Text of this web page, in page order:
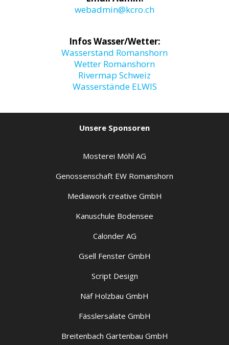
webadmin@kcro.ch
Infos Wasser/Wetter:
Wasserstand Romanshorn
Wetter Romanshorn
Rivermap Schweiz
Wasserstände ELWIS
Unsere Sponsoren
Mosterei Möhl AG
Genossenschaft EW Romanshorn
Mediawork creative GmbH
Kanuschule Bodensee
Calonder AG
Gsell Fenster GmbH
Script Design
Näf Holzbau GmbH
Fässlersalate GmbH
Breitenbach Gartenbau GmbH